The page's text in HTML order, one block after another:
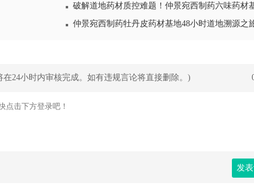
仲景宛西制药牡丹皮药材基地48小时道地溯源之
24小时内审核完成。如有违规言论将直接删除。)
发